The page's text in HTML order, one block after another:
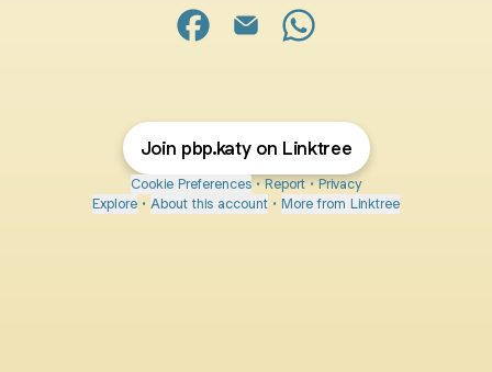
Join pbp.katy on Linktree
Cookie Preferences • Report • Privacy
Explore • About this account • More from Linktree